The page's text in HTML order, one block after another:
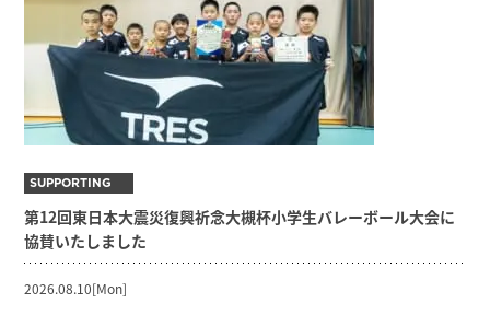
SUPPORTING
第12回東日本大震災復興祈念大槻杯小学生バレーボール大会に
協賛いたしました
2026.08.10[Mon]